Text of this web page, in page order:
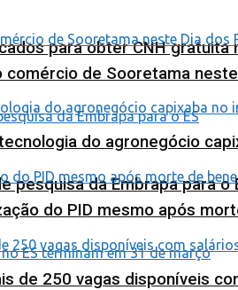
para obter CNH gratuita
pesquisa da Embrapa para o
de Sooretama
do agronegócio
do PID mesmo após
de 250 vagas disponíveis